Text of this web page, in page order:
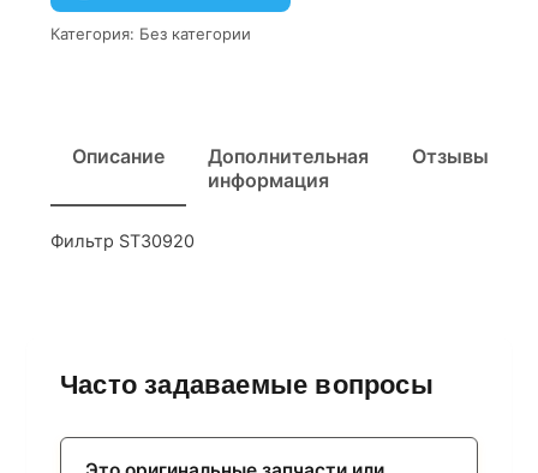
Категория: Без категории
Описание
Дополнительная
информация
Отзывы
Фильтр ST30920
Часто задаваемые вопросы